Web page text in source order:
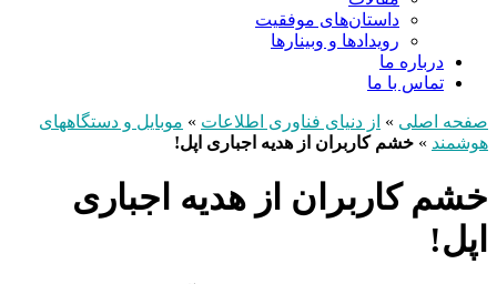
داستان‌های موفقیت
رویدادها و وبینارها
درباره ما
تماس با ما
صفحه اصلی » از دنیای فناوری اطلاعات » موبایل و دستگاههای
هوشمند » خشم کاربران از هدیه اجباری اپل!
خشم کاربران از هدیه اجباری
اپل!